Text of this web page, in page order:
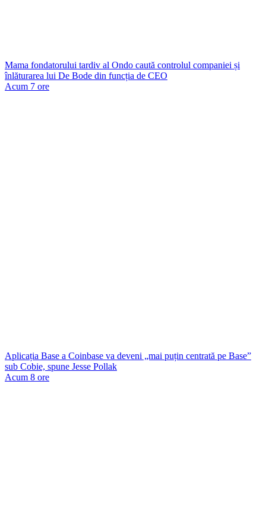
Mama fondatorului tardiv al Ondo caută controlul companiei și
înlăturarea lui De Bode din funcția de CEO
Acum 7 ore
Aplicația Base a Coinbase va deveni „mai puțin centrată pe Base”
sub Cobie, spune Jesse Pollak
Acum 8 ore